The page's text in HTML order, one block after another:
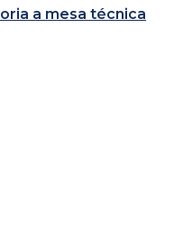
a mesa técnica